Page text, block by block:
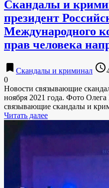
Скандалы и
президент
Международного
прав человека
bookmark Скандалы и криминал access_time
0
Новости связывающие
ноября 2021 года. Фото
связывающие скандалы и
Читать далее